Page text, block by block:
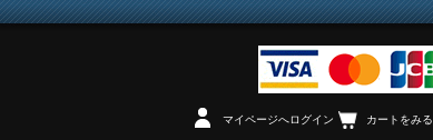
マイページへログイン カートをみる